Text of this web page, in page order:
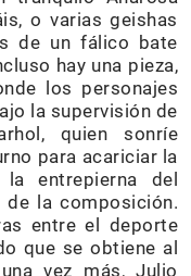
o varias geishas
de un fálico bate
hay una pieza,
los personajes
la supervisión de
quien sonríe
para acariciar la
entrepierna del
la composición.
entre el deporte
que se obtiene al
vez más, Julio